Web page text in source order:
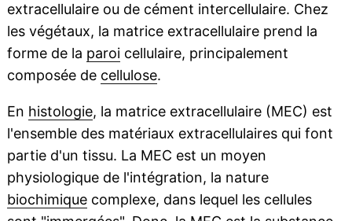
extracellulaire ou de cément intercellulaire. Chez
les végétaux, la matrice extracellulaire prend la
forme de la paroicellulaire, principalement
composée de cellulose.
En histologie, la matrice extracellulaire (MEC) est
l'ensemble des matériaux extracellulaires qui font
partie d'un tissu. La MEC est un moyen
physiologique de l'intégration, la nature
biochimiquecomplexe, dans lequel les cellules